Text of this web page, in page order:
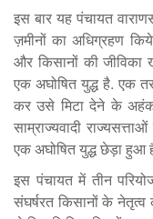
इस बार यह पंचायत
ज़मीनों का अधिग्रहण
और किसानों की
एक अघोषित युद्ध है. एक
कर उसे मिटा देने के
साम्राज्यवादी
एक अघोषित युद्ध छेड़ा हुआ
इस पंचायत में तीन
संघर्षरत किसानों के